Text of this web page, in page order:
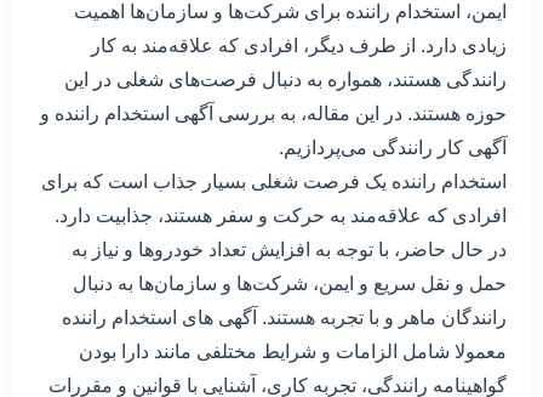
ایمن، استخدام راننده برای شرکت‌ها و سازمان‌ها اهمیت
زیادی دارد. از طرف دیگر، افرادی که علاقه‌مند به کار
رانندگی هستند، همواره به دنبال فرصت‌های شغلی در این
حوزه هستند. در این مقاله، به بررسی آگهی استخدام راننده و
آگهی کار رانندگی می‌پردازیم.
استخدام راننده یک فرصت شغلی بسیار جذاب است که برای
افرادی که علاقه‌مند به حرکت و سفر هستند، جذابیت دارد.
در حال حاضر، با توجه به افزایش تعداد خودروها و نیاز به
حمل و نقل سریع و ایمن، شرکت‌ها و سازمان‌ها به دنبال
رانندگان ماهر و با تجربه هستند. آگهی های استخدام راننده
معمولا شامل الزامات و شرایط مختلفی مانند دارا بودن
گواهینامه رانندگی، تجربه کاری، آشنایی با قوانین و مقررات